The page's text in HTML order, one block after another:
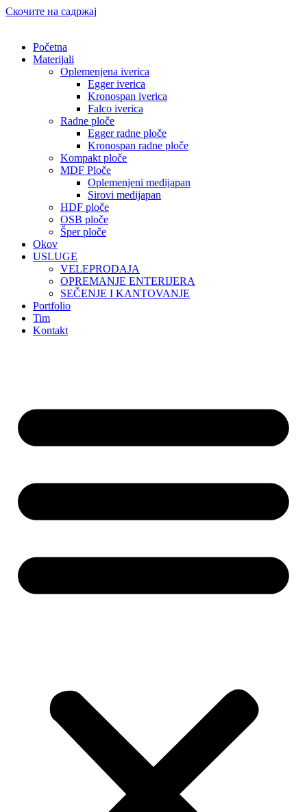
Скочите на садржај
Početna
Materijali
Oplemenjena iverica
Egger iverica
Kronospan iverica
Falco iverica
Radne ploče
Egger radne ploče
Kronospan radne ploče
Kompakt ploče
MDF Ploče
Oplemenjeni medijapan
Sirovi medijapan
HDF ploče
OSB ploče
Šper ploče
Okov
USLUGE
VELEPRODAJA
OPREMANJE ENTERIJERA
SEČENJE I KANTOVANJE
Portfolio
Tim
Kontakt